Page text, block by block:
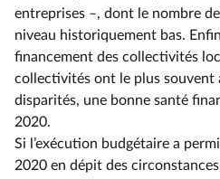
entreprises –, dont le nombre
niveau historiquement bas.
financement des collectivités
collectivités ont le plus souvent
disparités, une bonne santé
2020.
Si l’exécution budgétaire a
2020 en dépit des